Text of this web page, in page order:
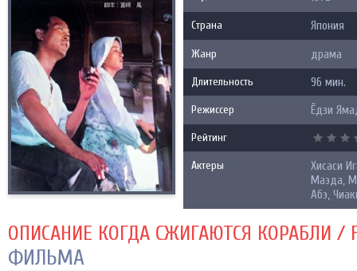
Страна Япония
Жанр драма
Длительность 96 мин.
Режиссер Ёдзи
Рейтинг
Актеры
Хисаси
Маэда,
Абэ,
ОПИСАНИЕ КОГДА СЖИГАЮТСЯ КОРАБЛИ /
ФИЛЬМА